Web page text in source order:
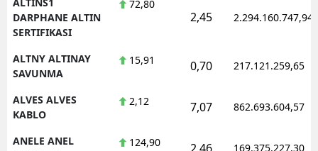
Bartın
Yalova
DARPHANE ALTIN
SERTIFIKASI
72,80
2,45 2.294.160.747,94
ALTNY ALTINAY
SAVUNMA
15,91 0,70 217.121.259,65
ALVES ALVES
KABLO
2,12 7,07 862.693.604,57
ANELE ANEL
124,90 169.375.227,30